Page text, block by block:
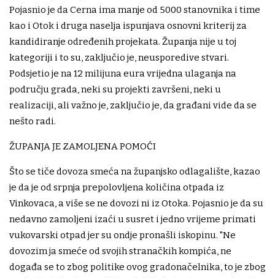
Pojasnio je da Cerna ima manje od 5000 stanovnika i time
kao i Otok i druga naselja ispunjava osnovni kriterij za
kandidiranje određenih projekata. Županja nije u toj
kategoriji i to su, zaključio je, neusporedive stvari.
Podsjetio je na 12 milijuna eura vrijedna ulaganja na
području grada, neki su projekti završeni, neki u
realizaciji, ali važno je, zaključio je, da građani vide da se
nešto radi.
ŽUPANJA JE ZAMOLJENA POMOĆI
Što se tiče dovoza smeća na županjsko odlagalište, kazao
je da je od srpnja prepolovljena količina otpada iz
Vinkovaca, a više se ne dovozi ni iz Otoka. Pojasnio je da su
nedavno zamoljeni izaći u susret i jedno vrijeme primati
vukovarski otpad jer su ondje pronašli iskopinu. "Ne
dovozim ja smeće od svojih stranačkih kompića, ne
događa se to zbog politike ovog gradonačelnika, to je zbog